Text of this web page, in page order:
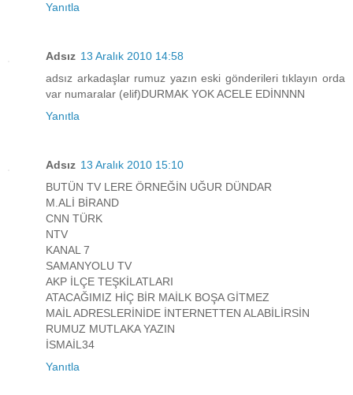
Yanıtla
Adsız 13 Aralık 2010 14:58
adsız arkadaşlar rumuz yazın eski gönderileri tıklayın orda
var numaralar (elif)DURMAK YOK ACELE EDİNNNN
Yanıtla
Adsız 13 Aralık 2010 15:10
BUTÜN TV LERE ÖRNEĞİN UĞUR DÜNDAR
M.ALİ BİRAND
CNN TÜRK
NTV
KANAL 7
SAMANYOLU TV
AKP İLÇE TEŞKİLATLARI
ATACAĞIMIZ HİÇ BİR MAİLK BOŞA GİTMEZ
MAİL ADRESLERİNİDE İNTERNETTEN ALABİLİRSİN
RUMUZ MUTLAKA YAZIN
İSMAİL34
Yanıtla